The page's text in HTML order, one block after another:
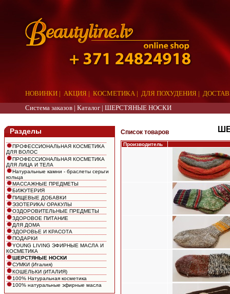
НОВИНКИ | АКЦИЯ | КОСМЕТИКА | ДЛЯ ПОХУДЕНИЯ |
Система заказов | Каталог | ШЕРСТЯНЫЕ НОСКИ
Разделы
ПРОФЕССИОНАЛЬНАЯ КОСМЕТИКА
ДЛЯ ВОЛОС
ПРОФЕССИОНАЛЬНАЯ КОСМЕТИКА
ДЛЯ ЛИЦА И ТЕЛА
Натуральные камни - браслеты серьги
кольца
МАССАЖНЫЕ ПРЕДМЕТЫ
БИЖУТЕРИЯ
ПИЩЕВЫЕ ДОБАВКИ
ЭЗОТЕРИКА/ ОРАКУЛЫ
ОЗДОРОВИТЕЛЬНЫЕ ПРЕДМЕТЫ
ЗДОРОВОЕ ПИТАНИЕ
ДЛЯ ДОМА
ЗДОРОВЬЕ И КРАСОТА
ПОДАРКИ
YOUNG LIVING ЭФИРНЫЕ МАСЛА И
КОСМЕТИКА
ШЕРСТЯНЫЕ НОСКИ
СУМКИ (Италия)
КОШЕЛЬКИ (ИТАЛИЯ)
100% Натуральная косметика
100% натуральные эфирные масла
Список товаров
Производитель